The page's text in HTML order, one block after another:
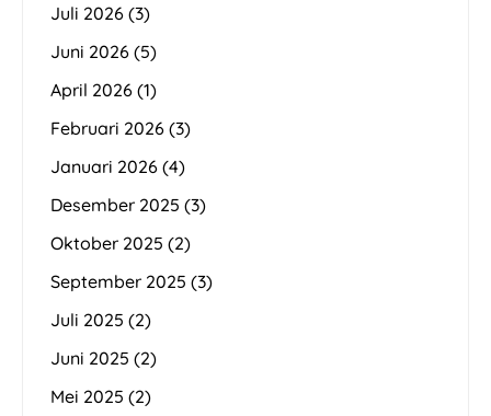
Juli 2026 (3)
Juni 2026 (5)
April 2026 (1)
Februari 2026 (3)
Januari 2026 (4)
Desember 2025 (3)
Oktober 2025 (2)
September 2025 (3)
Juli 2025 (2)
Juni 2025 (2)
Mei 2025 (2)